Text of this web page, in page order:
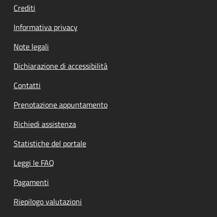
Crediti
Informativa privacy
Note legali
Dichiarazione di accessibilità
Contatti
Prenotazione appuntamento
Richiedi assistenza
Statistiche del portale
Leggi le FAQ
Pagamenti
Riepilogo valutazioni